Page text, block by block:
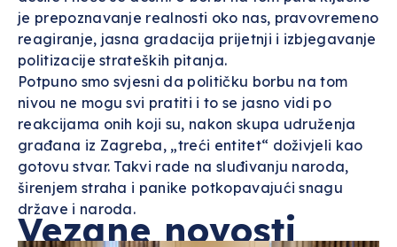
je prepoznavanje realnosti oko nas, pravovremeno
reagiranje, jasna gradacija prijetnji i izbjegavanje
politizacije strateških pitanja.
Potpuno smo svjesni da političku borbu na tom
nivou ne mogu svi pratiti i to se jasno vidi po
reakcijama onih koji su, nakon skupa udruženja
građana iz Zagreba, „treći entitet“ doživjeli kao
gotovu stvar. Takvi rade na sluđivanju naroda,
širenjem straha i panike potkopavajući snagu
države i naroda.
Vezane novosti